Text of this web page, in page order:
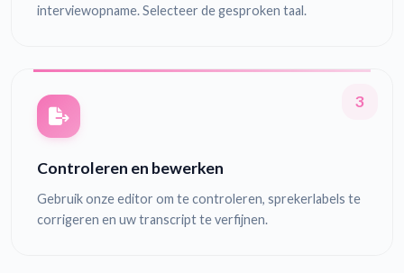
interviewopname. Selecteer de gesproken taal.
3
Controleren en bewerken
Gebruik onze editor om te controleren, sprekerlabels te
corrigeren en uw transcript te verfijnen.